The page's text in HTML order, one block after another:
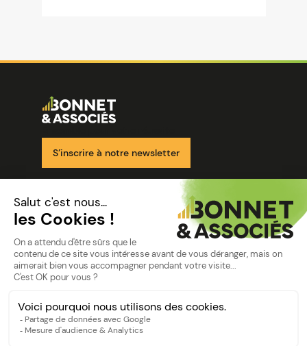
Image
S’inscrire à notre newsletter
Nos solutions
Nos cabinets
Mon espace client
Politique de confidentialité
©Bonnet2023